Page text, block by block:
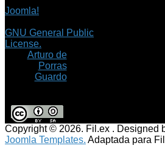
Joomla!
GNU General Public
License.
Arturo de
Porras
Guardo
Copyright © 2026. Fil.ex . Designed
Joomla Templates. Adaptada para